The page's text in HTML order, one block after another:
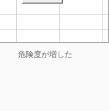
危険度が増した